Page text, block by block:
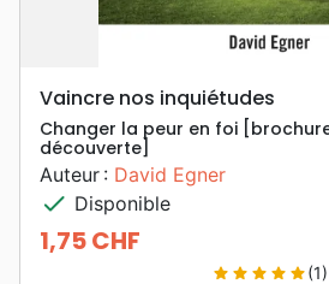
Vaincre nos inquiétudes
Changer la peur en foi
découverte]
Auteur : David Egner
check Disponible
Prix
1,75 CHF
star star star star star(1)